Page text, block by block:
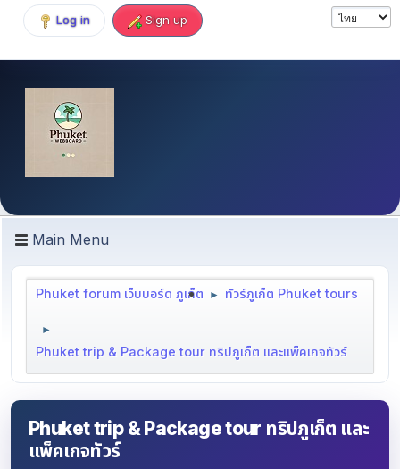
Log in Sign up
Main Menu
Phuket forum เว็บบอร์ด ภูเก็ต ► ทัวร์ภูเก็ต Phuket tours
►
Phuket trip & Package tour ทริปภูเก็ต และแพ็คเกจทัวร์
Phuket trip & Package tour ทริปภูเก็ต และ
แพ็คเกจทัวร์